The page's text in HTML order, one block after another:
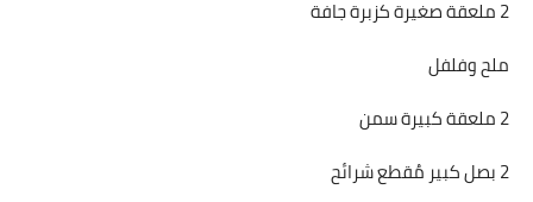
2 ملعقة صغيرة كزبرة جافة
ملح وفلفل
2 ملعقة كبيرة سمن
2 بصل كبير مُقطع شرائح